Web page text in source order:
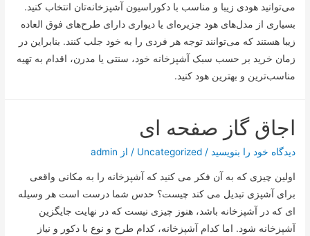
می‌توانید هودی زیبا و مناسب با دکوراسیون آشپزخانه‌تان انتخاب کنید.
بسیاری از مدل‌های هود جزیره‌ای یا دیواری دارای طرح‌های فوق العاده
زیبا هستند که می‌توانند توجه هر فردی را به خود جلب کنند. بنابراین در
زمان خرید بر حسب سبک آشپزخانه خود، سنتی یا مدرن، اقدام به تهیه
مناسب‌ترین و بهترین هود کنید.
اجاق گاز صفحه ای
دیدگاه‌ خود را بنویسید /
Uncategorized / از admin
اولین چیزی که به آن فکر می کنید که آشپزخانه را به مکانی واقعی
برای آشپزی تبدیل می کند چیست؟ حدس شما درست است هر وسیله
ای که در آشپزخانه باشد، هنوز چیزی نیست که در نهایت جایگزین
آشپزخانه شود. اما کدام آشپزخانه، کدام طرح و نوع با دکور و نیاز